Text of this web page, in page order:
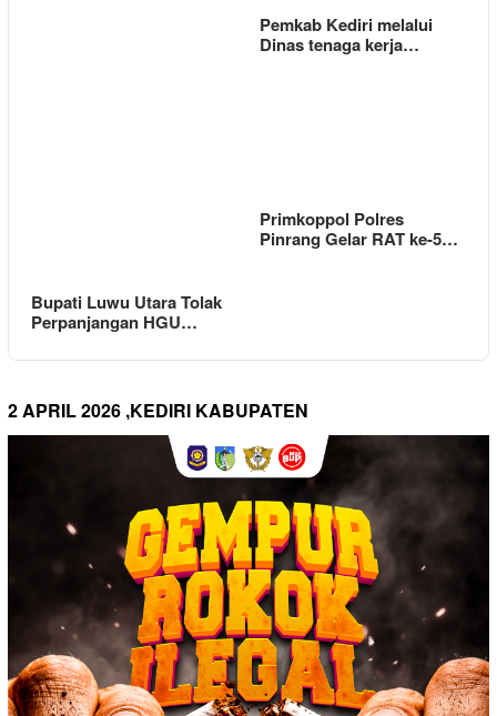
Pemkab Kediri melalui
Dinas tenaga kerja…
Bupati Luwu Utara Tolak
Perpanjangan HGU…
Primkoppol Polres
Pinrang Gelar RAT ke-5…
2 APRIL 2026 ,KEDIRI KABUPATEN